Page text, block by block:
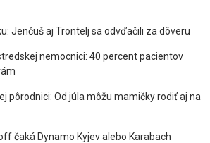
Jenčuš aj Trontelj sa odvďačili za dôveru
nemocnici: 40 percent pacientov
pôrodnici: Od júla môžu mamičky rodiť aj na
čaká Dynamo Kyjev alebo Karabach